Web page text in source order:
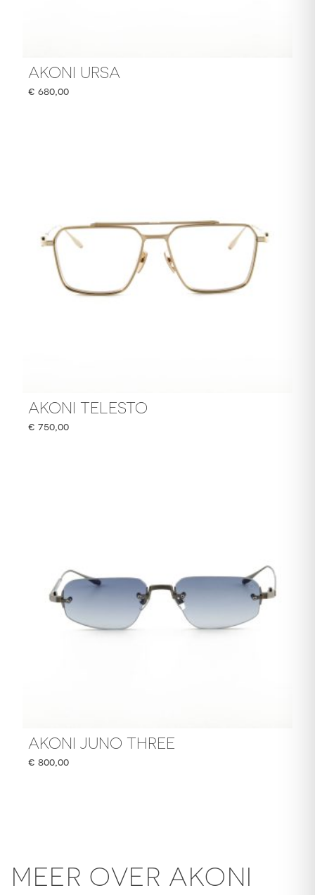
AKONI URSA
€ 680,00
AKONI TELESTO
€ 750,00
AKONI JUNO THREE
€ 800,00
MEER OVER AKONI